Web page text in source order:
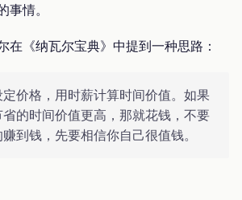
情。
在《纳瓦尔宝典》中提到一种思路：
价格，用时薪计算时间价值。如果
的时间价值更高，那就花钱，不要
到钱，先要相信你自己很值钱。